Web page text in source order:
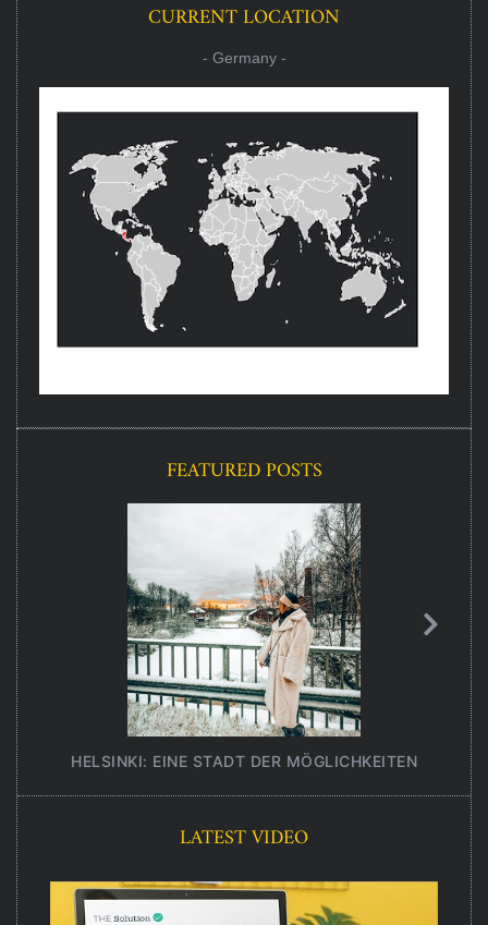
CURRENT LOCATION
- Germany -
FEATURED POSTS
HELSINKI: EINE STADT DER MÖGLICHKEITEN
LATEST VIDEO